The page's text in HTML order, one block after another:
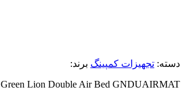
دسته: تجهیزات کمپینگ برند:
Green Lion Double Air Bed GNDUAIRMAT